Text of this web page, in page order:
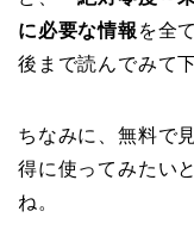
に必要な情報 を全
後まで読んでみて
ちなみに、無料で
得に使ってみたい
ね。